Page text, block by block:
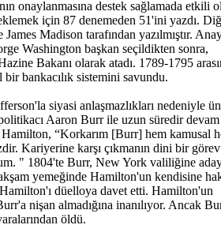
onaylanmasına destek sağlamada etkili
için 87 denemeden 51'ini yazdı.
Madison tarafından yazılmıştır.
Washington başkan seçildikten sonra,
Bakanı olarak atadı. 1789-1795
bankacılık sistemini savundu.
siyasi anlaşmazlıkları nedeniyle
Aaron Burr ile uzun süredir
“Korkarım [Burr] hem kamusal
Kariyerine karşı çıkmanın dini bir görev
" 1804'te Burr, New York valiliğine
yemeğinde Hamilton'un kendisine
düelloya davet etti. Hamilton'un
nişan almadığına inanılıyor. Ancak
öldü.